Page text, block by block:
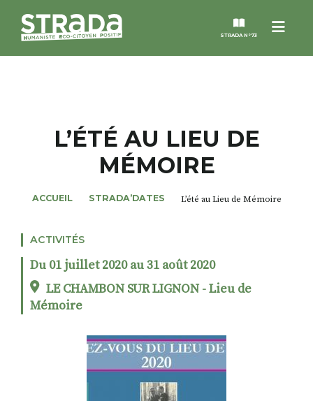
Menu
STRADA N°73
MAGAZINES
NOS THÈMES
ROSÉE DE MAI
RECHERCHER
S'ABONNER
S'INSCRIRE À LA NEWSLETTER
L’ÉTÉ AU LIEU DE
MÉMOIRE
ACCUEIL STRADA’DATES L’été au Lieu de Mémoire
ACTIVITÉS
Du 01 juillet 2020 au 31 août 2020
LE CHAMBON SUR LIGNON - Lieu de
Mémoire